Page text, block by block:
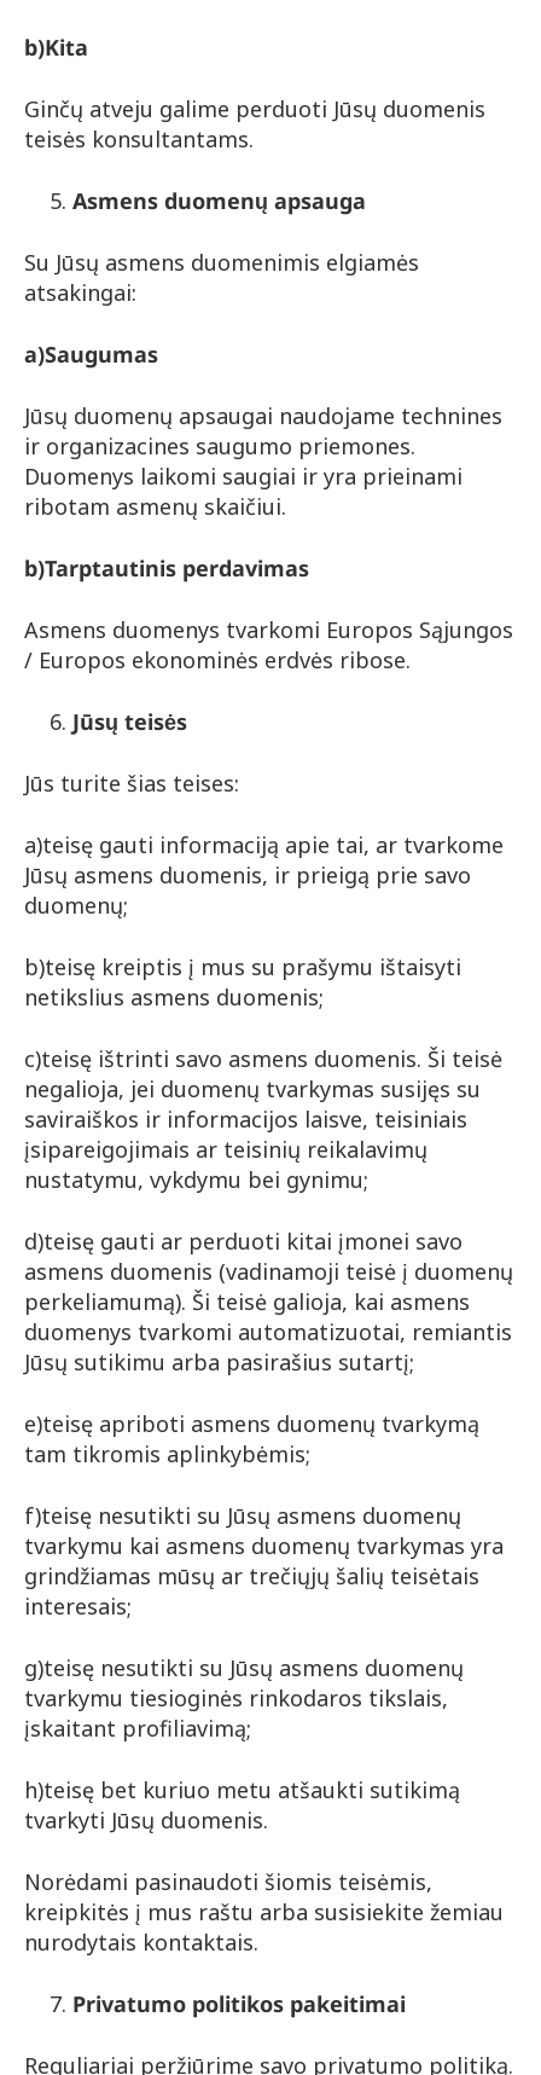
b)Kita
Ginčų atveju galime perduoti Jūsų duomenis
teisės konsultantams.
Asmens duomenų apsauga
Su Jūsų asmens duomenimis elgiamės
atsakingai:
a)Saugumas
Jūsų duomenų apsaugai naudojame technines
ir organizacines saugumo priemones.
Duomenys laikomi saugiai ir yra prieinami
ribotam asmenų skaičiui.
b)Tarptautinis perdavimas
Asmens duomenys tvarkomi Europos Sąjungos
/ Europos ekonominės erdvės ribose.
Jūsų teisės
Jūs turite šias teises:
a)teisę gauti informaciją apie tai, ar tvarkome
Jūsų asmens duomenis, ir prieigą prie savo
duomenų;
b)teisę kreiptis į mus su prašymu ištaisyti
netikslius asmens duomenis;
c)teisę ištrinti savo asmens duomenis. Ši teisė
negalioja, jei duomenų tvarkymas susijęs su
saviraiškos ir informacijos laisve, teisiniais
įsipareigojimais ar teisinių reikalavimų
nustatymu, vykdymu bei gynimu;
d)teisę gauti ar perduoti kitai įmonei savo
asmens duomenis (vadinamoji teisė į duomenų
perkeliamumą). Ši teisė galioja, kai asmens
duomenys tvarkomi automatizuotai, remiantis
Jūsų sutikimu arba pasirašius sutartį;
e)teisę apriboti asmens duomenų tvarkymą
tam tikromis aplinkybėmis;
f)teisę nesutikti su Jūsų asmens duomenų
tvarkymu kai asmens duomenų tvarkymas yra
grindžiamas mūsų ar trečiųjų šalių teisėtais
interesais;
g)teisę nesutikti su Jūsų asmens duomenų
tvarkymu tiesioginės rinkodaros tikslais,
įskaitant profiliavimą;
h)teisę bet kuriuo metu atšaukti sutikimą
tvarkyti Jūsų duomenis.
Norėdami pasinaudoti šiomis teisėmis,
kreipkitės į mus raštu arba susisiekite žemiau
nurodytais kontaktais.
Privatumo politikos pakeitimai
Reguliariai peržiūrime savo privatumo politiką.